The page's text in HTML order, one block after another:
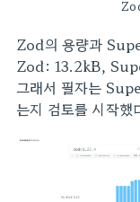
Zod의 용량과
Zod: 13.2kB,
그래서 필자는
는지 검토를 시작했